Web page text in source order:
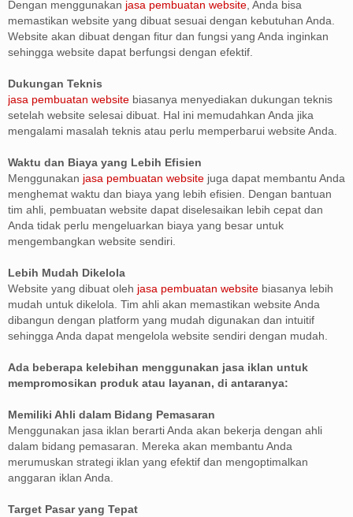
Dengan menggunakan jasa pembuatan website , Anda bisa
memastikan website yang dibuat sesuai dengan kebutuhan Anda.
Website akan dibuat dengan fitur dan fungsi yang Anda inginkan
sehingga website dapat berfungsi dengan efektif.
Dukungan Teknis
jasa pembuatan website biasanya menyediakan dukungan teknis
setelah website selesai dibuat. Hal ini memudahkan Anda jika
mengalami masalah teknis atau perlu memperbarui website Anda.
Waktu dan Biaya yang Lebih Efisien
Menggunakan jasa pembuatan website juga dapat membantu Anda
menghemat waktu dan biaya yang lebih efisien. Dengan bantuan
tim ahli, pembuatan website dapat diselesaikan lebih cepat dan
Anda tidak perlu mengeluarkan biaya yang besar untuk
mengembangkan website sendiri.
Lebih Mudah Dikelola
Website yang dibuat oleh jasa pembuatan website biasanya lebih
mudah untuk dikelola. Tim ahli akan memastikan website Anda
dibangun dengan platform yang mudah digunakan dan intuitif
sehingga Anda dapat mengelola website sendiri dengan mudah.
Ada beberapa kelebihan menggunakan jasa iklan untuk
mempromosikan produk atau layanan, di antaranya:
Memiliki Ahli dalam Bidang Pemasaran
Menggunakan jasa iklan berarti Anda akan bekerja dengan ahli
dalam bidang pemasaran. Mereka akan membantu Anda
merumuskan strategi iklan yang efektif dan mengoptimalkan
anggaran iklan Anda.
Target Pasar yang Tepat